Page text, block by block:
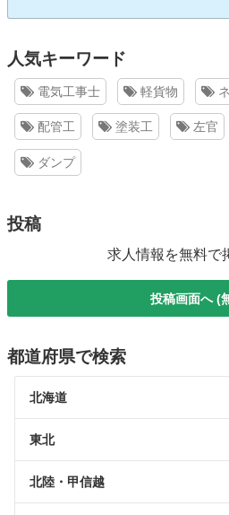
人気キーワード
電気工事士 軽貨物
配管工 塗装工 左官
ダンプ
投稿
求人情報を無料で
投稿画面へ (
都道府県で検索
北海道
東北
北陸・甲信越